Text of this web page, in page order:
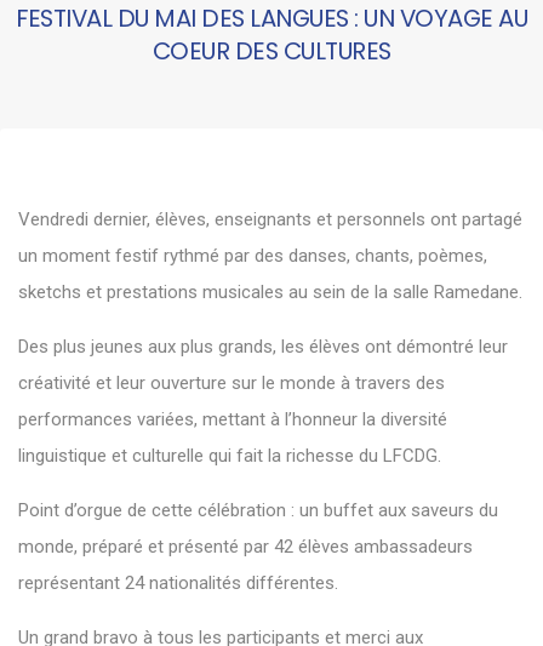
FESTIVAL DU MAI DES LANGUES : UN VOYAGE AU
COEUR DES CULTURES
Vendredi dernier, élèves, enseignants et personnels ont partagé
un moment festif rythmé par des danses, chants, poèmes,
sketchs et prestations musicales au sein de la salle Ramedane.
Des plus jeunes aux plus grands, les élèves ont démontré leur
créativité et leur ouverture sur le monde à travers des
performances variées, mettant à l’honneur la diversité
linguistique et culturelle qui fait la richesse du LFCDG.
Point d’orgue de cette célébration : un buffet aux saveurs du
monde, préparé et présenté par 42 élèves ambassadeurs
représentant 24 nationalités différentes.
Un grand bravo à tous les participants et merci aux